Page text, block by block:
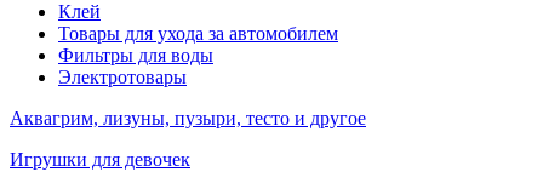
Клей
Товары для ухода за автомобилем
Фильтры для воды
Электротовары
Аквагрим, лизуны, пузыри, тесто и другое
Игрушки для девочек